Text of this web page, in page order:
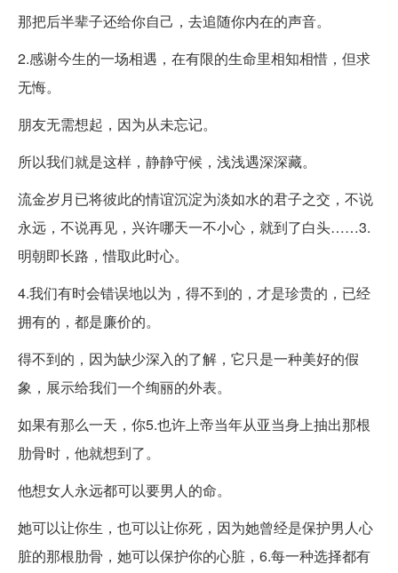
那把后半辈子还给你自己，去追随你内在的声音。
2.感谢今生的一场相遇，在有限的生命里相知相惜，但求
无悔。
朋友无需想起，因为从未忘记。
所以我们就是这样，静静守候，浅浅遇深深藏。
流金岁月已将彼此的情谊沉淀为淡如水的君子之交，不说
永远，不说再见，兴许哪天一不小心，就到了白头……3.
明朝即长路，惜取此时心。
4.我们有时会错误地以为，得不到的，才是珍贵的，已经
拥有的，都是廉价的。
得不到的，因为缺少深入的了解，它只是一种美好的假
象，展示给我们一个绚丽的外表。
如果有那么一天，你5.也许上帝当年从亚当身上抽出那根
肋骨时，他就想到了。
他想女人永远都可以要男人的命。
她可以让你生，也可以让你死，因为她曾经是保护男人心
脏的那根肋骨，她可以保护你的心脏，6.每一种选择都有